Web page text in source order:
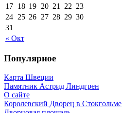
« Окт
17 18 19 20 21 22 23
24 25 26 27 28 29 30
31
Популярное
Карта Швеции
Памятник Астрид Линдгрен
О сайте
Королевский Дворец в Стокгольме